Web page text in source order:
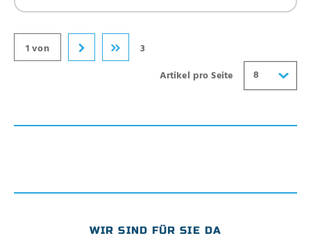
1 von
3
Artikel pro Seite
8
WIR SIND FÜR SIE DA